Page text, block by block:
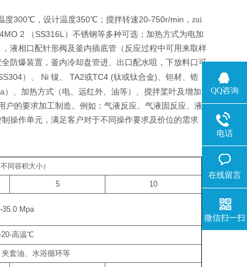
度300℃，设计温度350℃；搅拌转速20-750r/min ，zui
2 （ SS316L ）不锈钢等多种可选；加热方式为电加
液相口配针形阀及釜内插底管（反应过程中可用来取样
防爆装置，釜内冷却盘管进、出口配水咀，下放料口可
）、 Ni镍、 TA2或TC4 (钛或钛合金)、钽材、锆
）、加热方式（电、远红外、油等）、搅拌桨叶及增加
的要求加工制造。例如：气液反应、气液固反应、液
操作单元，满足客户对于不同操作要求及价位的需求，
同容积大小）
5 10
35.0 Mpa
20-高温℃
套油、水浴循环等
QQ咨询
电话
在线留言
微信扫一扫